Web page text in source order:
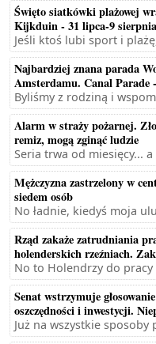
Święto siatkówki plażowej
Kijkduin - 31 lipca-9
Jeśli ktoś lubi sport i
Najbardziej znana parada
Amsterdamu. Canal Parade
Byliśmy z rodziną i
Alarm w straży pożarnej.
remiz, mogą zginąć ludzie
Seria trwa od miesięcy...
Mężczyzna zastrzelony w
siedem osób
No ładnie, kiedyś moja
Rząd zakaże zatrudniania
holenderskich rzeźniach.
No to Holendrzy do pracy
Senat wstrzymuje
oszczędności i inwestycji.
Już na wszystkie